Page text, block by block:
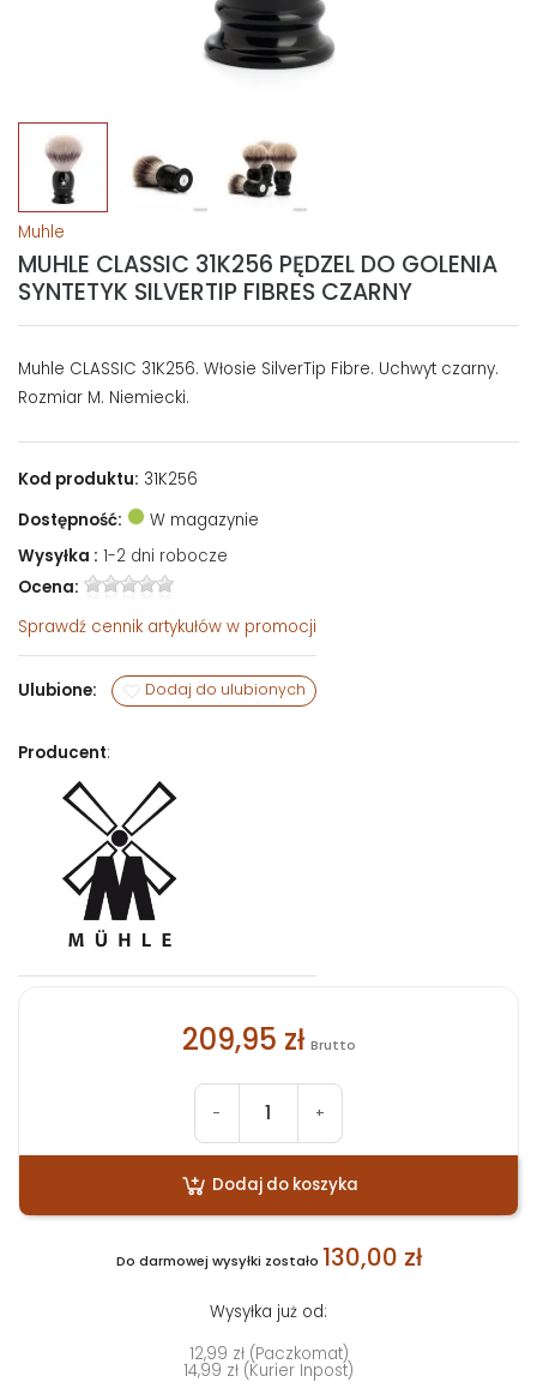
Muhle
MUHLE CLASSIC 31K256 PĘDZEL DO GOLENIA
SYNTETYK SILVERTIP FIBRES CZARNY
Muhle CLASSIC 31K256. Włosie SilverTip Fibre. Uchwyt czarny.
Rozmiar M. Niemiecki.
Kod produktu: 31K256
Dostępność:
W magazynie
Wysyłka : 1-2 dni robocze
Ocena:
Sprawdź cennik artykułów w promocji
Ulubione: Dodaj do ulubionych
Producent:
209,95 zł Brutto
- +
Dodaj do koszyka
Do darmowej wysyłki zostało 130,00 zł
Wysyłka już od:
12,99 zł (Paczkomat)
14,99 zł (Kurier Inpost)